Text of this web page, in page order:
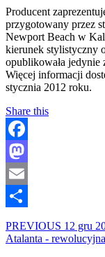
Producent
przygotowany przez
Newport Beach w
kierunek stylistyczny
opublikowała jedynie
Więcej informacji
stycznia 2012 roku.
Share this
Facebook
Mastodon
Email
PREVIOUS 12 gru
Atalanta -